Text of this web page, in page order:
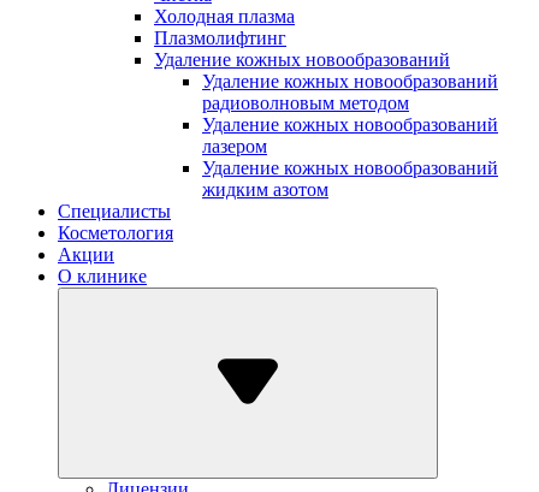
Холодная плазма
Плазмолифтинг
Удаление кожных новообразований
Удаление кожных новообразований
радиоволновым методом
Удаление кожных новообразований
лазером
Удаление кожных новообразований
жидким азотом
Специалисты
Косметология
Акции
О клинике